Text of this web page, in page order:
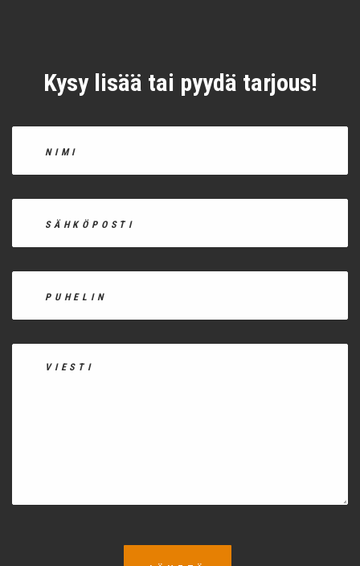
Kysy lisää tai pyydä tarjous!